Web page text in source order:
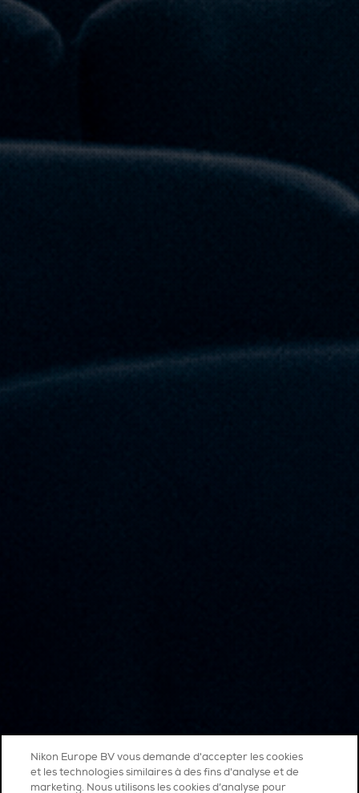
Nikon Europe BV vous demande d'accepter les cookies
et les technologies similaires à des fins d'analyse et de
marketing. Nous utilisons les cookies d’analyse pour